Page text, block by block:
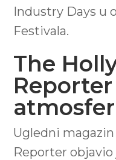
Industry Days u
Festivala.
The
Ugledni
Reporter